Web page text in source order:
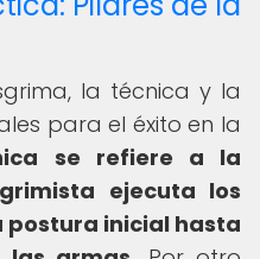
la técnica y la
para el éxito en la
se refiere a la
ejecuta los
postura inicial hasta